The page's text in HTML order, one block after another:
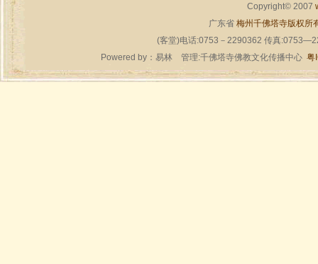
Copyright© 2007
广东省 梅州千佛塔寺版权所
(客堂)电话:0753－2290362 传真
Powered by： 易林管理:千佛塔寺佛教文化传播中心 粤